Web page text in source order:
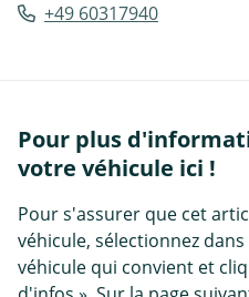
+49 60317940
Pour plus
votre véhicule ici !
Pour s'assurer que cet
véhicule, sélectionnez
véhicule qui convient et